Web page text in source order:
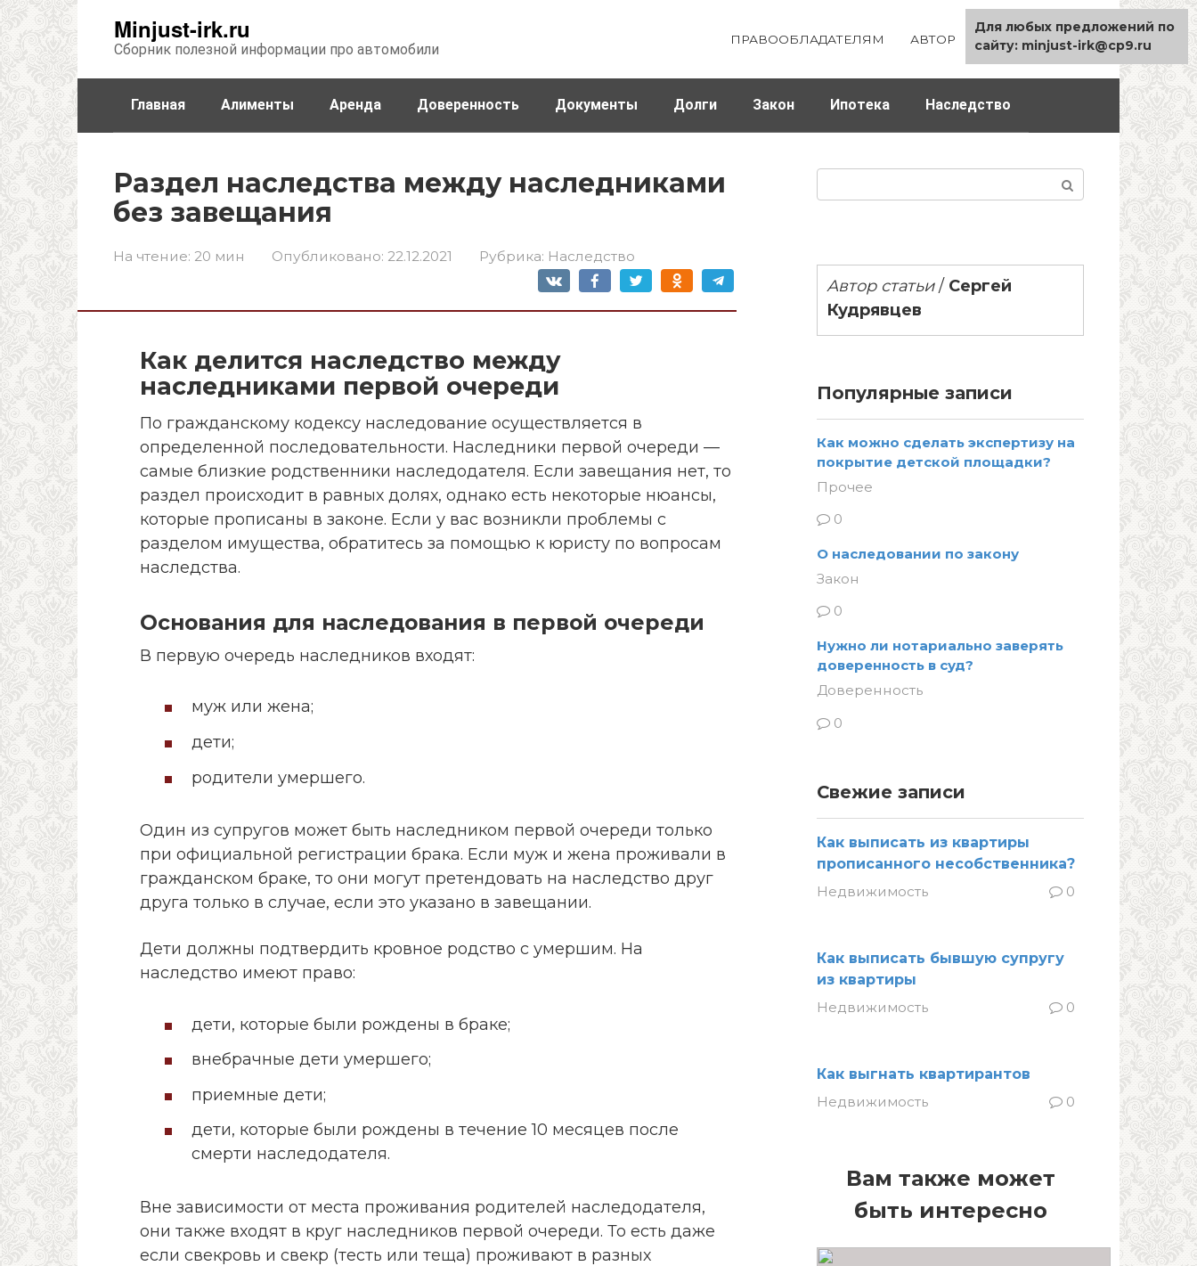
Minjust-irk.ru
Сборник полезной информации про автомобили
ПРАВООБЛАДАТЕЛЯМ АВТОР КАРТА САЙТА
Главная Алименты Аренда Доверенность Документы Долги Закон Ипотека Наследство
Раздел наследства между наследниками
без завещания
На чтение: 20 мин Опубликовано: 22.12.2021 Рубрика: Наследство
Как делится наследство между
наследниками первой очереди
По гражданскому кодексу наследование осуществляется в
определенной последовательности. Наследники первой очереди —
самые близкие родственники наследодателя. Если завещания нет, то
раздел происходит в равных долях, однако есть некоторые нюансы,
которые прописаны в законе. Если у вас возникли проблемы с
разделом имущества, обратитесь за помощью к юристу по вопросам
наследства.
Основания для наследования в первой очереди
В первую очередь наследников входят:
муж или жена;
дети;
родители умершего.
Один из супругов может быть наследником первой очереди только
при официальной регистрации брака. Если муж и жена проживали в
гражданском браке, то они могут претендовать на наследство друг
друга только в случае, если это указано в завещании.
Дети должны подтвердить кровное родство с умершим. На
наследство имеют право:
дети, которые были рождены в браке;
внебрачные дети умершего;
приемные дети;
дети, которые были рождены в течение 10 месяцев после
смерти наследодателя.
Вне зависимости от места проживания родителей наследодателя,
они также входят в круг наследников первой очереди. То есть даже
если свекровь и свекр (тесть или теща) проживают в разных
Автор статьи/ Сергей
Кудрявцев
Популярные записи
Как можно сделать экспертизу на
покрытие детской площадки?
Прочее
0
О наследовании по закону
Закон
0
Нужно ли нотариально заверять
доверенность в суд?
Доверенность
0
Свежие записи
Как выписать из квартиры
прописанного несобственника?
Недвижимость
0
Как выписать бывшую супругу
из квартиры
Недвижимость
0
Как выгнать квартирантов
Недвижимость
0
Вам также может
быть интересно
Для любых предложений по
сайту: minjust-irk@cp9.ru